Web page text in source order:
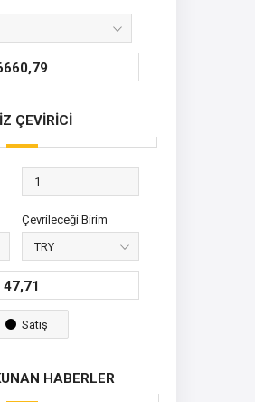
ÇEVİRİCİ
Çevrileceği Birim
47,71
Satış
HABERLER